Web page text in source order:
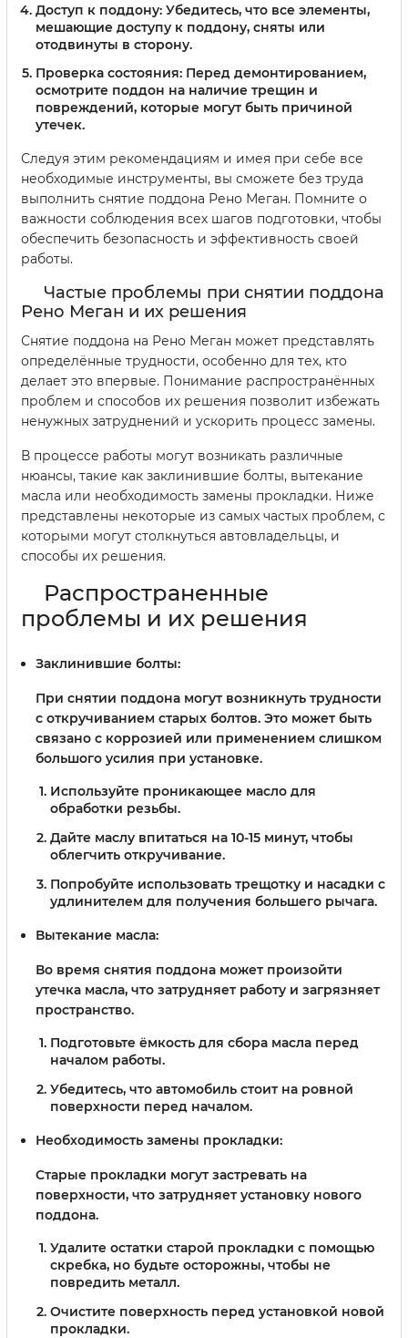
Доступ к поддону: Убедитесь, что все элементы,
мешающие доступу к поддону, сняты или
отодвинуты в сторону.
Проверка состояния: Перед демонтированием,
осмотрите поддон на наличие трещин и
повреждений, которые могут быть причиной
утечек.
Следуя этим рекомендациям и имея при себе все
необходимые инструменты, вы сможете без труда
выполнить снятие поддона Рено Меган. Помните о
важности соблюдения всех шагов подготовки, чтобы
обеспечить безопасность и эффективность своей
работы.
Частые проблемы при снятии поддона
Рено Меган и их решения
Снятие поддона на Рено Меган может представлять
определённые трудности, особенно для тех, кто
делает это впервые. Понимание распространённых
проблем и способов их решения позволит избежать
ненужных затруднений и ускорить процесс замены.
В процессе работы могут возникать различные
нюансы, такие как заклинившие болты, вытекание
масла или необходимость замены прокладки. Ниже
представлены некоторые из самых частых проблем, с
которыми могут столкнуться автовладельцы, и
способы их решения.
Распространенные
проблемы и их решения
Заклинившие болты:
При снятии поддона могут возникнуть трудности
с откручиванием старых болтов. Это может быть
связано с коррозией или применением слишком
большого усилия при установке.
Используйте проникающее масло для
обработки резьбы.
Дайте маслу впитаться на 10-15 минут, чтобы
облегчить откручивание.
Попробуйте использовать трещотку и насадки с
удлинителем для получения большего рычага.
Вытекание масла:
Во время снятия поддона может произойти
утечка масла, что затрудняет работу и загрязняет
пространство.
Подготовьте ёмкость для сбора масла перед
началом работы.
Убедитесь, что автомобиль стоит на ровной
поверхности перед началом.
Необходимость замены прокладки:
Старые прокладки могут застревать на
поверхности, что затрудняет установку нового
поддона.
Удалите остатки старой прокладки с помощью
скребка, но будьте осторожны, чтобы не
повредить металл.
Очистите поверхность перед установкой новой
прокладки.